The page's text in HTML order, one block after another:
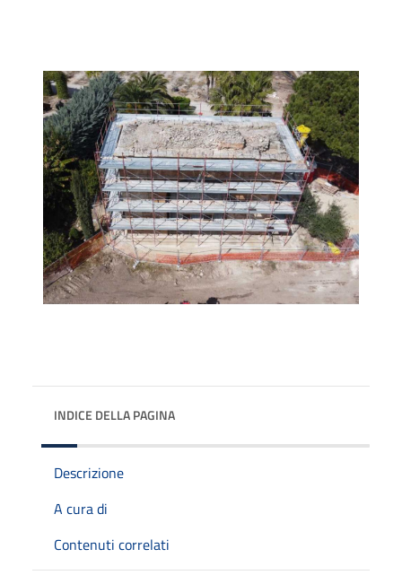
INDICE DELLA PAGINA
Descrizione
A cura di
Contenuti correlati